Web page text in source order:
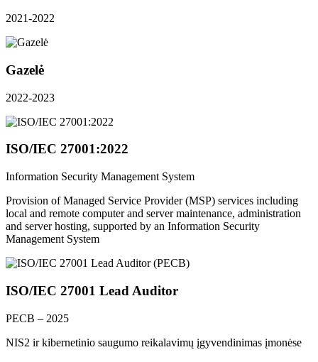
2021-2022
Gazelė
2022-2023
ISO/IEC 27001:2022
Information Security Management System
Provision of Managed Service Provider (MSP) services including
local and remote computer and server maintenance, administration
and server hosting, supported by an Information Security
Management System
ISO/IEC 27001 Lead Auditor
PECB – 2025
NIS2 ir kibernetinio saugumo reikalavimų įgyvendinimas įmonėse